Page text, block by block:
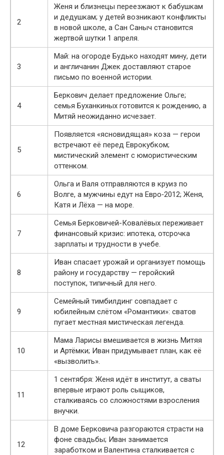
2
Женя и близнецы переезжают к бабушкам
и дедушкам; у детей возникают конфликты
в новой школе, а Сан Саныч становится
жертвой шутки 1 апреля.
3
Май: на огороде Будько находят мину, дети
и англичанин Джек доставляют старое
письмо по военной истории.
4
Беркович делает предложение Ольге;
семья Буханкиных готовится к рождению, а
Митяй неожиданно исчезает.
5
Появляется «ясновидящая» коза — герои
встречают её перед Еврокубком;
мистический элемент с юмористическим
оттенком.
6
Ольга и Валя отправляются в круиз по
Волге, а мужчины едут на Евро‑2012; Женя,
Катя и Лёха — на море.
7
Семья Берковичей-Ковалёвых переживает
финансовый кризис: ипотека, отсрочка
зарплаты и трудности в учебе.
8
Иван спасает урожай и организует помощь
району и государству — геройский
поступок, типичный для него.
9
Семейный тимбилдинг совпадает с
юбилейным слётом «Романтики»: сватов
пугает местная мистическая легенда.
10
Мамa Ларисы вмешивается в жизнь Митяя
и Артёмки; Иван придумывает план, как её
«вызволить».
11
1 сентября: Женя идёт в институт, а сваты
впервые играют роль сыщиков,
сталкиваясь со сложностями взросления
внучки.
12
В доме Берковича разгораются страсти на
фоне свадьбы; Иван занимается
заработком и Валентина сталкивается с